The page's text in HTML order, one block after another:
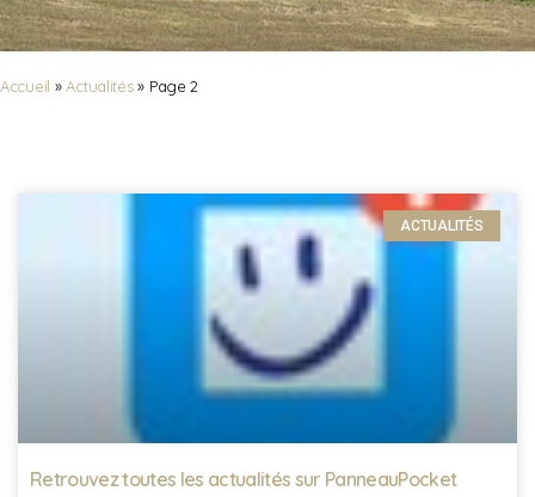
Accueil » Actualités» Page 2
ACTUALITÉS
Retrouvez toutes les actualités sur PanneauPocket